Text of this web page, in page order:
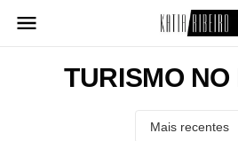
para
TURISMO